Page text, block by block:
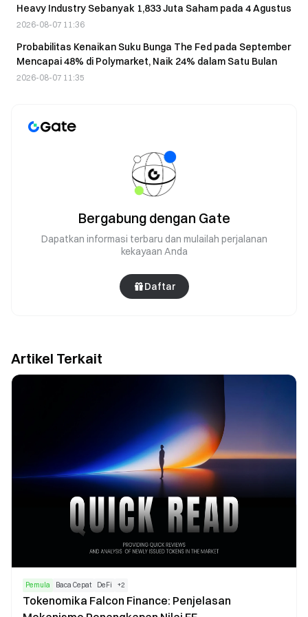
Heavy Industry Sebanyak 1,833 Juta Saham pada 4 Agustus
2026-08-07 11:36
Probabilitas Kenaikan Suku Bunga The Fed pada September
Mencapai 48% di Polymarket, Naik 24% dalam Satu Bulan
2026-08-07 11:35
Bergabung dengan Gate
Dapatkan informasi terbaru dan mulailah perjalanan
kekayaan Anda
Daftar
Artikel Terkait
Pemula Baca Cepat DeFi +2
Tokenomika Falcon Finance: Penjelasan